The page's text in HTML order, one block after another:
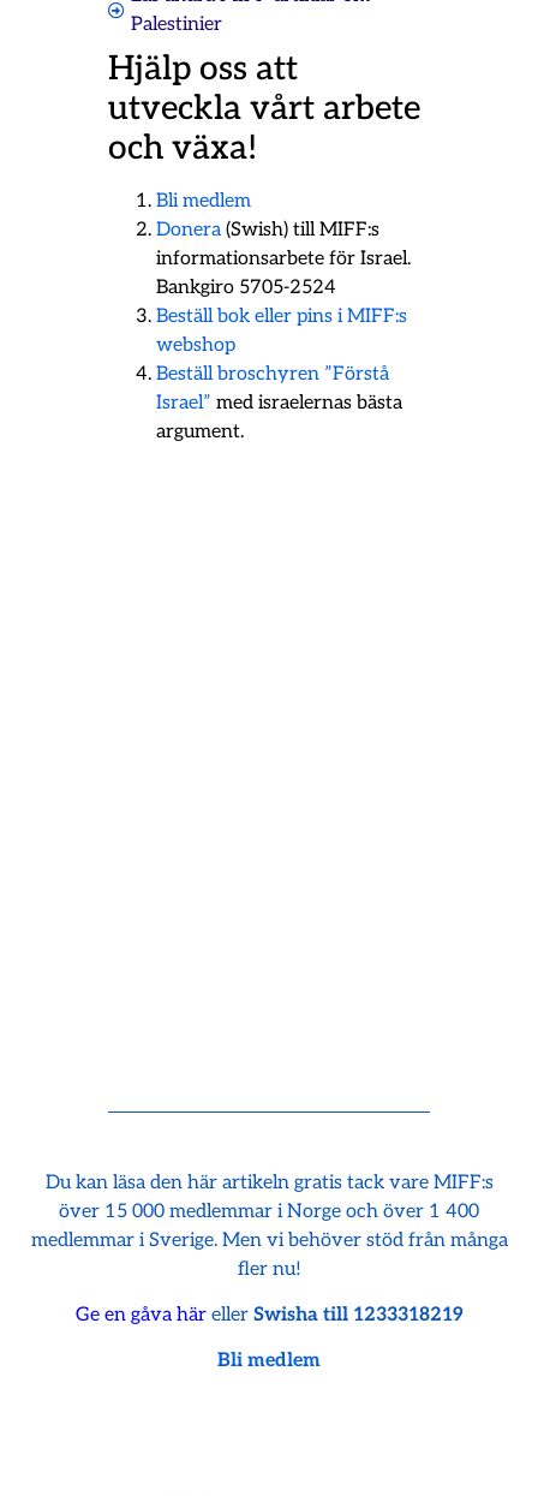
Palestinier
Hjälp oss att
utveckla vårt arbete
och växa!
Bli medlem
Donera(Swish) till MIFF:s
informationsarbete för Israel.
Bankgiro 5705-2524
Beställ bok eller pins i MIFF:s
webshop
Beställ broschyren ”Förstå
Israel” med israelernas bästa
argument.
Du kan läsa den här artikeln gratis tack vare MIFF:s
över 15 000 medlemmar i Norge och över 1 400
medlemmar i Sverige. Men vi behöver stöd från många
fler nu!
Ge en gåva häreller Swisha till 1233318219
Bli medlem